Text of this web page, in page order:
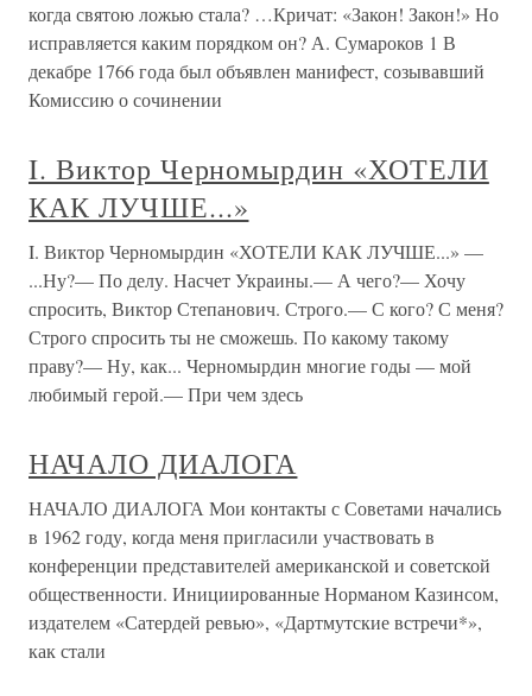
когда святою ложью стала? …Кричат: «Закон! Закон!» Но
исправляется каким порядком он? А. Сумароков 1 В
декабре 1766 года был объявлен манифест, созывавший
Комиссию о сочинении
I. Виктор Черномырдин «ХОТЕЛИ
КАК ЛУЧШЕ...»
I. Виктор Черномырдин «ХОТЕЛИ КАК ЛУЧШЕ...» —
...Ну?— По делу. Насчет Украины.— А чего?— Хочу
спросить, Виктор Степанович. Строго.— С кого? С меня?
Строго спросить ты не сможешь. По какому такому
праву?— Ну, как... Черномырдин многие годы — мой
любимый герой.— При чем здесь
НАЧАЛО ДИАЛОГА
НАЧАЛО ДИАЛОГА Мои контакты с Советами начались
в 1962 году, когда меня пригласили участвовать в
конференции представителей американской и советской
общественности. Инициированные Норманом Казинсом,
издателем «Сатердей ревью», «Дартмутские встречи*»,
как стали